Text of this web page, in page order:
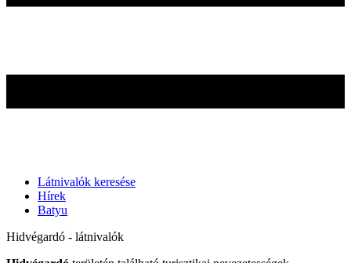
Látnivalók keresése
Hírek
Batyu
Hidvégardó - látnivalók